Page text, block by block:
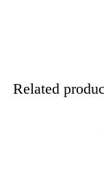
Related